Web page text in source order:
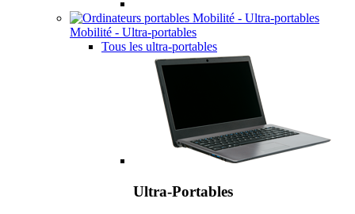
Mobilité - Ultra-portables
Tous les ultra-portables
Ultra-Portables